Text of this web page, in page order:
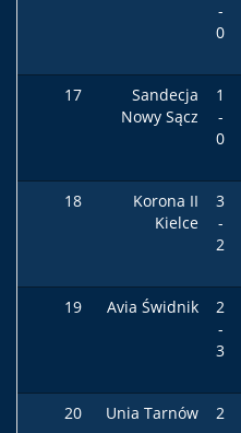
-
0
17
Sandecja
Nowy Sącz
1
-
0
18
Korona II
Kielce
3
-
2
19 Avia Świdnik
2
-
3
20 Unia Tarnów
2